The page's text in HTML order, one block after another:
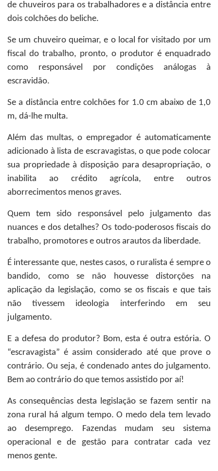
de chuveiros para os trabalhadores e a distância entre
dois colchões do beliche.
Se um chuveiro queimar, e o local for visitado por um
fiscal do trabalho, pronto, o produtor é enquadrado
como responsável por condições análogas à
escravidão.
Se a distância entre colchões for 1.0 cm abaixo de 1,0
m, dá-lhe multa.
Além das multas, o empregador é automaticamente
adicionado à lista de escravagistas, o que pode colocar
sua propriedade à disposição para desapropriação, o
inabilita ao crédito agrícola, entre outros
aborrecimentos menos graves.
Quem tem sido responsável pelo julgamento das
nuances e dos detalhes? Os todo-poderosos fiscais do
trabalho, promotores e outros arautos da liberdade.
É interessante que, nestes casos, o ruralista é sempre o
bandido, como se não houvesse distorções na
aplicação da legislação, como se os fiscais e que tais
não tivessem ideologia interferindo em seu
julgamento.
E a defesa do produtor? Bom, esta é outra estória. O
“escravagista” é assim considerado até que prove o
contrário. Ou seja, é condenado antes do julgamento.
Bem ao contrário do que temos assistido por aí!
As consequências desta legislação se fazem sentir na
zona rural há algum tempo. O medo dela tem levado
ao desemprego. Fazendas mudam seu sistema
operacional e de gestão para contratar cada vez
menos gente.